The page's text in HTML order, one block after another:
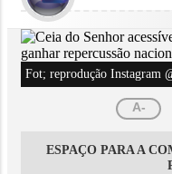
Fot; reprodução Instagram
A-
ESPAÇO PARA A